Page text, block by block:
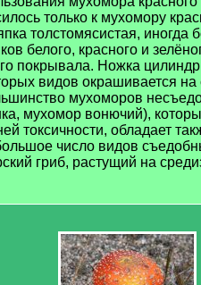
только к мухомору
толстомясистая, иногда
белого, красного и
покрывала. Ножка
видов окрашивается на
мухоморов
мухомор вонючий),
токсичности, обладает
число видов
гриб, растущий на